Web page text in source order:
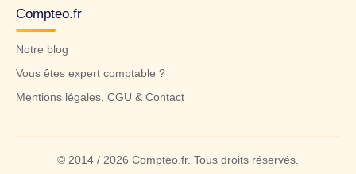
Compteo.fr
Notre blog
Vous êtes expert comptable ?
Mentions légales, CGU & Contact
© 2014 / 2026 Compteo.fr. Tous droits réservés.